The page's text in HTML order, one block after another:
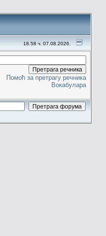
18.58 ч. 07.08.2026.
Помоћ за претрагу речника
Вокабулара